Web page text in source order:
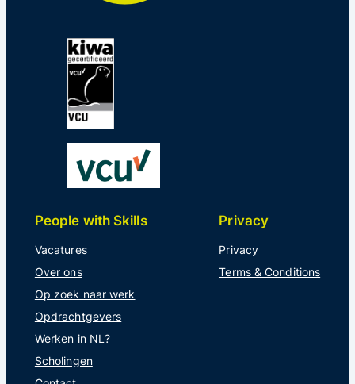
People with Skills
Vacatures
Over ons
Op zoek naar werk
Opdrachtgevers
Werken in NL?
Scholingen
Privacy
Privacy
Terms & Conditions